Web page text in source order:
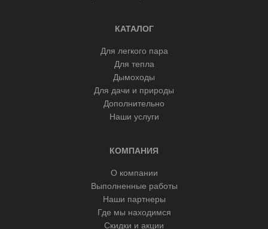
КАТАЛОГ
Для легкого пара
Для тепла
Дымоходы
Для дачи и природы
Дополнительно
Наши услуги
КОМПАНИЯ
О компании
Выполненные работы
Наши партнеры
Где мы находимся
Скидки и акции